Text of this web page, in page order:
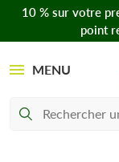
10 % sur votre
point
MENU